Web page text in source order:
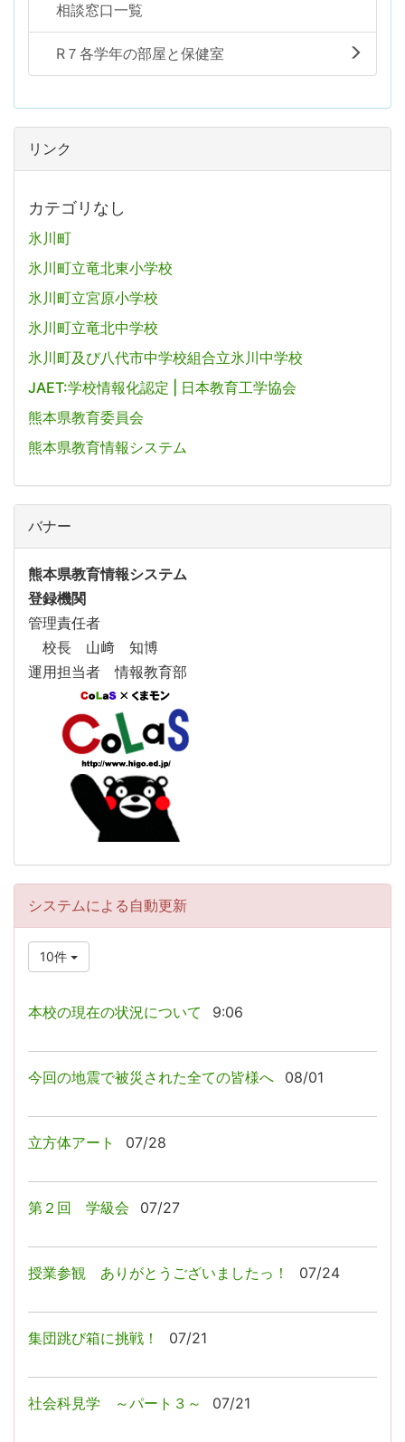
相談窓口一覧
R７各学年の部屋と保健室
リンク
カテゴリなし
氷川町
氷川町立竜北東小学校
氷川町立宮原小学校
氷川町立竜北中学校
氷川町及び八代市中学校組合立氷川中学校
JAET:学校情報化認定 | 日本教育工学協会
熊本県教育委員会
熊本県教育情報システム
バナー
熊本県教育情報システム
登録機関
管理責任者
校長 山﨑 知博
運用担当者 情報教育部
システムによる自動更新
10件
本校の現在の状況について 9:06
今回の地震で被災された全ての皆様へ 08/01
立方体アート 07/28
第２回 学級会 07/27
授業参観 ありがとうございましたっ！ 07/24
集団跳び箱に挑戦！ 07/21
社会科見学 ～パート３～ 07/21